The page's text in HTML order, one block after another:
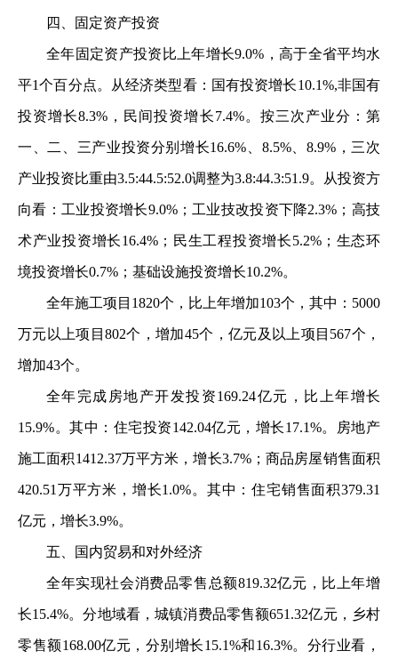
四、固定资产投资
全年固定资产投资比上年增长9.0%，高于全省平均水
平1个百分点。从经济类型看：国有投资增长10.1%,非国有
投资增长8.3%，民间投资增长7.4%。按三次产业分：第
一、二、三产业投资分别增长16.6%、8.5%、8.9%，三次
产业投资比重由3.5:44.5:52.0调整为3.8:44.3:51.9。从投资方
向看：工业投资增长9.0%；工业技改投资下降2.3%；高技
术产业投资增长16.4%；民生工程投资增长5.2%；生态环
境投资增长0.7%；基础设施投资增长10.2%。
全年施工项目1820个，比上年增加103个，其中：5000
万元以上项目802个，增加45个，亿元及以上项目567个，
增加43个。
全年完成房地产开发投资169.24亿元，比上年增长
15.9%。其中：住宅投资142.04亿元，增长17.1%。房地产
施工面积1412.37万平方米，增长3.7%；商品房屋销售面积
420.51万平方米，增长1.0%。其中：住宅销售面积379.31
亿元，增长3.9%。
五、国内贸易和对外经济
全年实现社会消费品零售总额819.32亿元，比上年增
长15.4%。分地域看，城镇消费品零售额651.32亿元，乡村
零售额168.00亿元，分别增长15.1%和16.3%。分行业看，